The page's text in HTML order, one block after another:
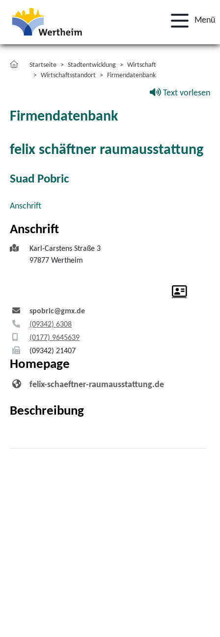
Menü
Startseite Stadtentwicklung
Wirtschaft
Wirtschaftsstandort
Firmendatenbank
Text vorlesen
Firmendatenbank
felix schäftner raumausstattung
Suad Pobric
Anschrift
Anschrift
Karl-Carstens Straße 3
97877 Wertheim
spobric@gmx.de
(09342) 6308
(0177) 9645639
(09342) 21407
Homepage
felix-schaeftner-raumausstattung.de
Beschreibung